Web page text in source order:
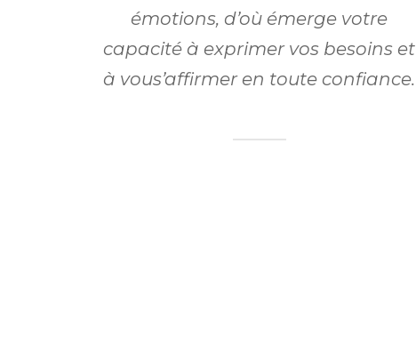
émotions, d’où émerge votre
capacité à exprimer vos besoins et
à vous’affirmer en toute confiance.